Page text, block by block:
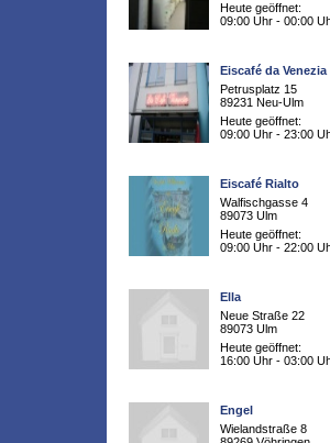
Heute geöffnet:
09:00 Uhr - 00:00
Eiscafé da Venezia
Petrusplatz 15
89231 Neu-Ulm
Heute geöffnet:
09:00 Uhr - 23:00
Eiscafé Rialto
Walfischgasse 4
89073 Ulm
Heute geöffnet:
09:00 Uhr - 22:00
Ella
Neue Straße 22
89073 Ulm
Heute geöffnet:
16:00 Uhr - 03:00
Engel
Wielandstraße 8